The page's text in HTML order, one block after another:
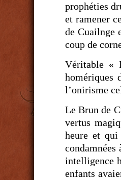
prophéties
et ramener
de Cuailnge
coup de
Véritable «
homériques
l’onirisme
Le Brun de
vertus
heure et
intelligence
enfants